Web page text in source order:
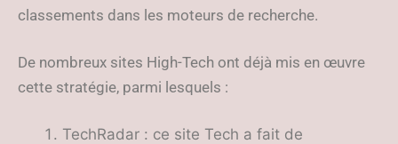
classements dans les moteurs de recherche.
De nombreux sites High-Tech ont déjà mis en œuvre
cette stratégie, parmi lesquels :
TechRadar : ce site Tech a fait de